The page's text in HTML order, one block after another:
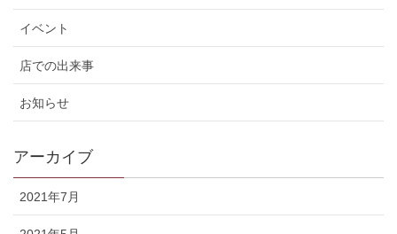
イベント
店での出来事
お知らせ
アーカイブ
2021年7月